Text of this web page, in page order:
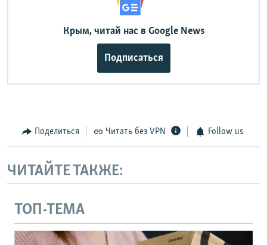
Крым, читай нас в Google News
Подписаться
Поделиться Читать без VPN Follow us
ЧИТАЙТЕ ТАКЖЕ:
ТОП-ТЕМА